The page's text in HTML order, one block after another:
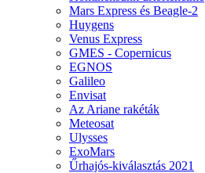
Mars Express és Beagle-2
Huygens
Venus Express
GMES - Copernicus
EGNOS
Galileo
Envisat
Az Ariane rakéták
Meteosat
Ulysses
ExoMars
Űrhajós-kiválasztás 2021